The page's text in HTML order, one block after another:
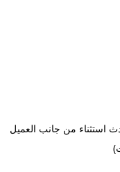
استثناء من جانب العميل